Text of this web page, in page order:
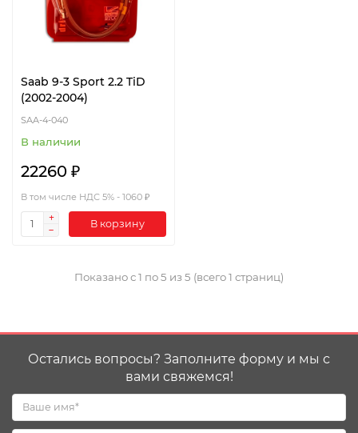
Saab 9-3 Sport 2.2 TiD
(2002-2004)
SAA-4-040
В наличии
22260 ₽
В том числе НДС 5% - 1060 ₽
В корзину
Показано с 1 по 5 из 5 (всего 1 страниц)
Остались вопросы? Заполните форму и мы с
вами свяжемся!